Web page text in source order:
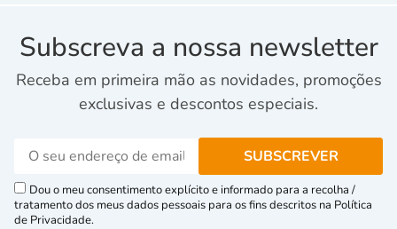
Subscreva a nossa newsletter
Receba em primeira mão as novidades, promoções
exclusivas e descontos especiais.
Dou o meu consentimento explícito e informado para a recolha /
tratamento dos meus dados pessoais para os fins descritos na Política
de Privacidade.